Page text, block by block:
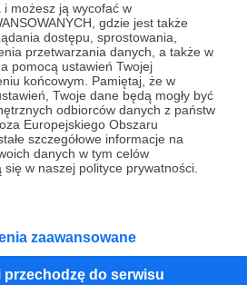
możesz ją wycofać w
gdzie jest także
dostępu, sprostowania,
przetwarzania danych, a także w
pomocą ustawień Twojej
końcowym. Pamiętaj, że w
Twoje dane będą mogły być
odbiorców danych z państw
Europejskiego Obszaru
szczegółowe informacje na
danych w tym celów
w naszej polityce prywatności.
zaawansowane
przechodzę do serwisu
Na Angielski
na angielski to podcast uczący
sobie angielski, albo... nauczyć się
pierwszy. Spodziewajcie się
co czwartek.